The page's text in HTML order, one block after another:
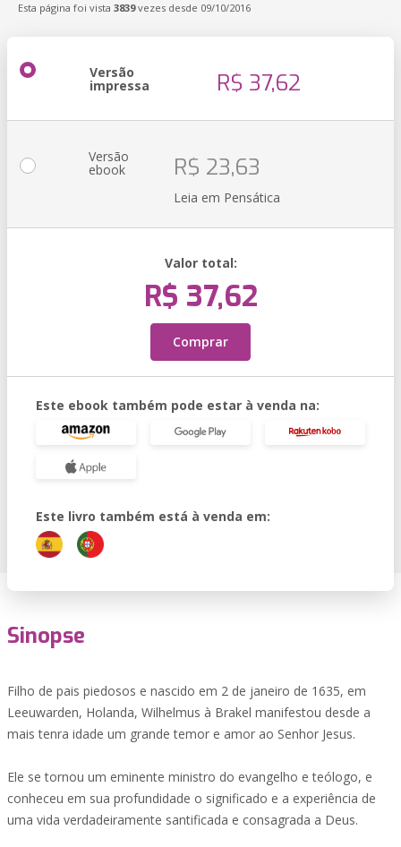
Esta página foi vista 3839vezes desde 09/10/2016
Versão
impressa R$ 37,62
Versão
ebook R$ 23,63
Leia em Pensática
Valor total:
R$ 37,62
Comprar
Este ebook também pode estar à venda na:
Este livro também está à venda em:
Sinopse
Filho de pais piedosos e nascido em 2 de janeiro de 1635, em
Leeuwarden, Holanda, Wilhelmus à Brakel manifestou desde a
mais tenra idade um grande temor e amor ao Senhor Jesus.
Ele se tornou um eminente ministro do evangelho e teólogo, e
conheceu em sua profundidade o significado e a experiência de
uma vida verdadeiramente santificada e consagrada a Deus.